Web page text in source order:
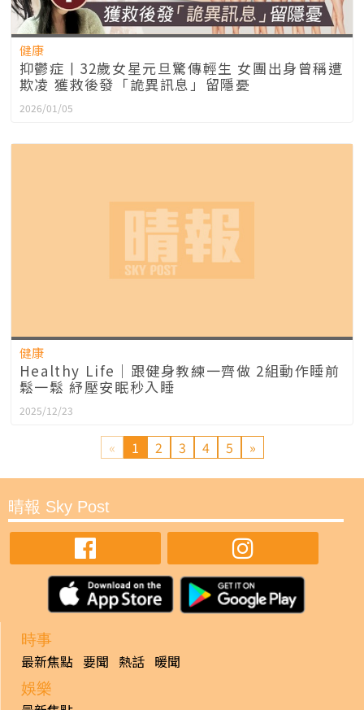
健康
抑鬱症丨32歲女星元旦驚傳輕生 女團出身曾稱遭
欺凌 獲救後發「詭異訊息」留隱憂
2026/01/05
健康
Healthy Life｜跟健身教練一齊做 2組動作睡前
鬆一鬆 紓壓安眠秒入睡
2025/12/23
« 1 2 3 4 5 »
晴報 Sky Post
時事
最新焦點 要聞 熱話 暖聞
娛樂